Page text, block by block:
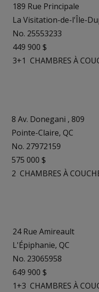
189 Rue Principale
La Visitation-de-l'Île-
No. 25553233
449 900 $
3+1 CHAMBRES À
8 Av. Donegani , 809
Pointe-Claire, QC
No. 27972159
575 000 $
2 CHAMBRES À
24 Rue Amireault
L'Épiphanie, QC
No. 23065958
649 900 $
1+3 CHAMBRES À